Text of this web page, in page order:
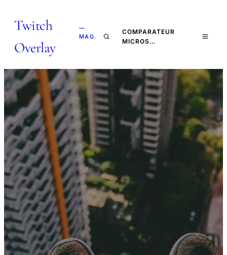
Twitch
Overlay
—
MAG.
COMPARATEUR
MICROS…